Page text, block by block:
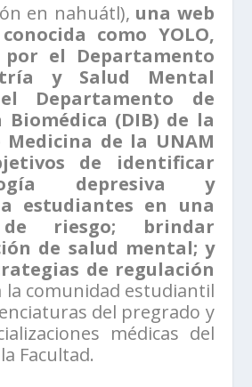
en nahuátl), una web
como YOLO,
el Departamento
y Salud Mental
Departamento de
(DIB) de la
Medicina de la UNAM
de identificar
depresiva y
estudiantes en una
riesgo; brindar
de salud mental; y
de regulación
la comunidad estudiantil
del pregrado y
médicas del
Facultad.